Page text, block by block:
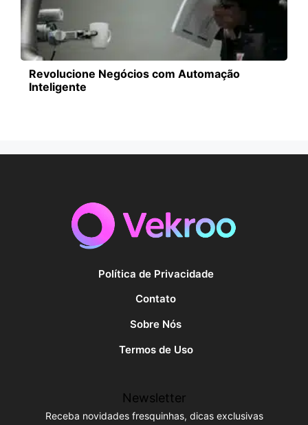
Revolucione Negócios com Automação
Inteligente
Política de Privacidade
Contato
Sobre Nós
Termos de Uso
Newsletter
Receba novidades fresquinhas, dicas exclusivas